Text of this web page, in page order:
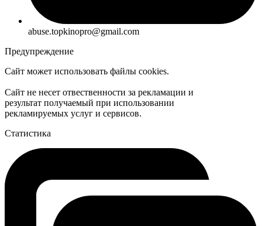
abuse.topkinopro@gmail.com
Предупреждение
Сайт может использовать файлы cookies.
Сайт не несет отвественности за рекламации и
результат получаемый при использовании
рекламируемых услуг и сервисов.
Статистика